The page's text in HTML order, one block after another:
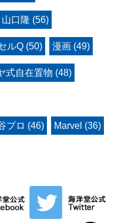
口隆 (56)
ルQ (50) 漫画 (49)
式自在置物 (48)
プロ (46) Marvel (36)